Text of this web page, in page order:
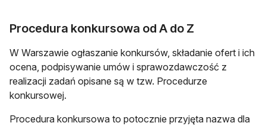
Procedura konkursowa od A do Z
W Warszawie ogłaszanie konkursów, składanie ofert i ich
ocena, podpisywanie umów i sprawozdawczość z
realizacji zadań opisane są w tzw. Procedurze
konkursowej.
Procedura konkursowa to potocznie przyjęta nazwa dla